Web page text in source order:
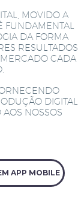
MOVIDO A
FUNDAMENTAL
DA FORMA
RESULTADOS
CADA
DIGITAL
NOSSOS
APP MOBILE